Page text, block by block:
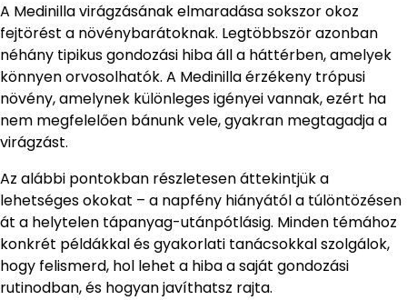
A Medinilla virágzásának elmaradása sokszor okoz
fejtörést a növénybarátoknak. Legtöbbször azonban
néhány tipikus gondozási hiba áll a háttérben, amelyek
könnyen orvosolhatók. A Medinilla érzékeny trópusi
növény, amelynek különleges igényei vannak, ezért ha
nem megfelelően bánunk vele, gyakran megtagadja a
virágzást.
Az alábbi pontokban részletesen áttekintjük a
lehetséges okokat – a napfény hiányától a túlöntözésen
át a helytelen tápanyag-utánpótlásig. Minden témához
konkrét példákkal és gyakorlati tanácsokkal szolgálok,
hogy felismerd, hol lehet a hiba a saját gondozási
rutinodban, és hogyan javíthatsz rajta.